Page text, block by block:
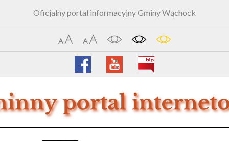
Oficjalny portal informacyjny Gminy Wąchock